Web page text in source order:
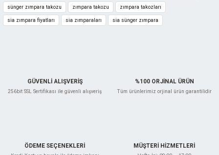
Gönder
Sia 7983 Siasponge Flex Sünger Zımpara 98x120 mm - Ultrafine
sünger zımpara takozu zımpara takozu zımpara takozları
sia zımpara fiyatları sia zımparaları sia sünger zımpara
GÜVENLİ ALIŞVERİŞ
256bit SSL Sertifikası ile güvenli alışveriş
%100 ORJİNAL ÜRÜN
Tüm ürünlerimiz orjinal ürün garantilidir
ÖDEME SEÇENEKLERİ MÜŞTERİ HİZMETLERİ